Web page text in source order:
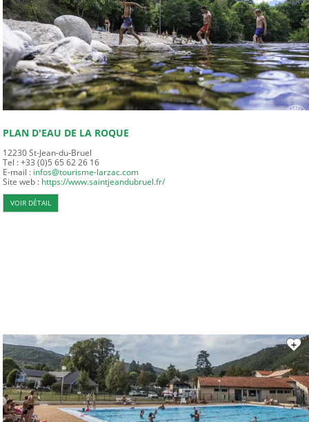
PLAN D'EAU DE LA ROQUE
12230 St-Jean-du-Bruel
Tel : +33 (0)5 65 62 26 16
E-mail : infos@tourisme-larzac.com
Site web : https://www.saintjeandubruel.fr/
VOIR DÉTAIL